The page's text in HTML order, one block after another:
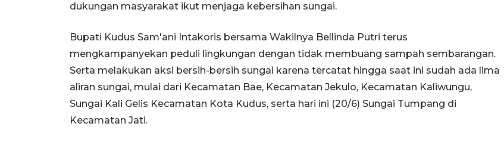
dukungan masyarakat ikut menjaga kebersihan sungai.
Bupati Kudus Sam'ani Intakoris bersama Wakilnya Bellinda Putri terus
mengkampanyekan peduli lingkungan dengan tidak membuang sampah sembarangan.
Serta melakukan aksi bersih-bersih sungai karena tercatat hingga saat ini sudah ada lima
aliran sungai, mulai dari Kecamatan Bae, Kecamatan Jekulo, Kecamatan Kaliwungu,
Sungai Kali Gelis Kecamatan Kota Kudus, serta hari ini (20/6) Sungai Tumpang di
Kecamatan Jati.